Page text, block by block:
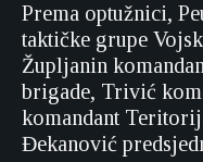
Prema optužnici,
taktičke grupe
Župljanin
brigade, Trivić
komandant
Đekanović